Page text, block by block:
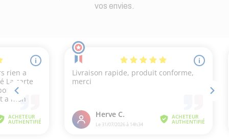
vos envies.